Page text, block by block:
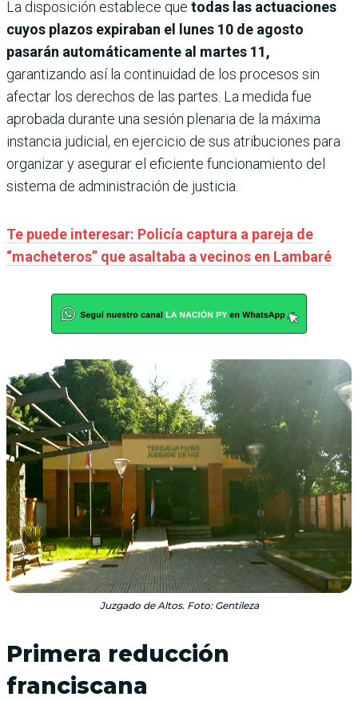
La disposición establece que todas las actuaciones
cuyos plazos expiraban el lunes 10 de agosto
pasarán automáticamente al martes 11,
garantizando así la continuidad de los procesos sin
afectar los derechos de las partes. La medida fue
aprobada durante una sesión plenaria de la máxima
instancia judicial, en ejercicio de sus atribuciones para
organizar y asegurar el eficiente funcionamiento del
sistema de administración de justicia.
Te puede interesar: Policía captura a pareja de
“macheteros” que asaltaba a vecinos en Lambaré
Juzgado de Altos. Foto: Gentileza
Primera reducción
franciscana